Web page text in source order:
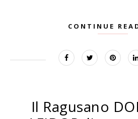
CONTINUE
Il Ragusano